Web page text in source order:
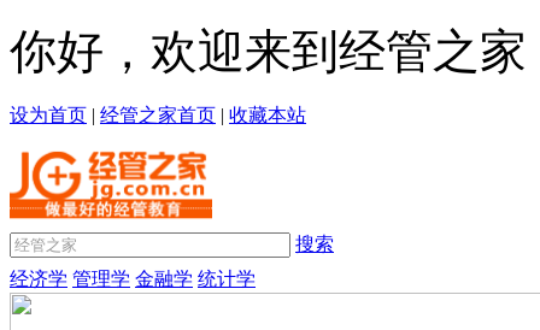
你好，欢迎来到经管之家
设为首页 | 经管之家首页 | 收藏本站
搜索
经济学 管理学 金融学 统计学